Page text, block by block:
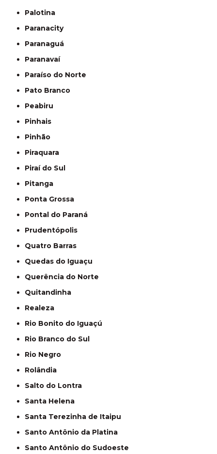
Palotina
Paranacity
Paranaguá
Paranavaí
Paraíso do Norte
Pato Branco
Peabiru
Pinhais
Pinhão
Piraquara
Piraí do Sul
Pitanga
Ponta Grossa
Pontal do Paraná
Prudentópolis
Quatro Barras
Quedas do Iguaçu
Querência do Norte
Quitandinha
Realeza
Rio Bonito do Iguaçú
Rio Branco do Sul
Rio Negro
Rolândia
Salto do Lontra
Santa Helena
Santa Terezinha de Itaipu
Santo Antônio da Platina
Santo Antônio do Sudoeste